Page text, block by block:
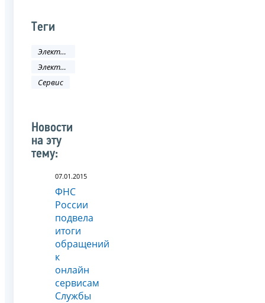
Теги
Электронные услуги
Электронные сервисы
Сервис
Новости
на эту
тему:
07.01.2015
ФНС
России
подвела
итоги
обращений
к
онлайн
сервисам
Службы